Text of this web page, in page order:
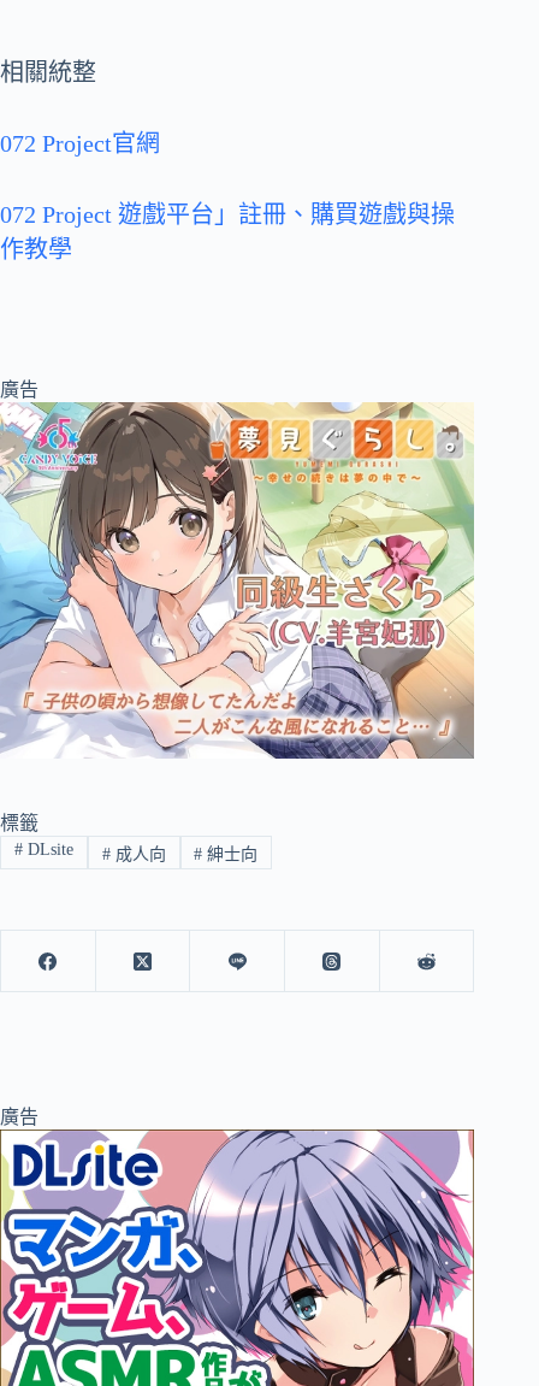
相關統整
072 Project官網
072 Project 遊戲平台」註冊、購買遊戲與操
作教學
廣告
標籤
#DLsite #成人向 # 紳士向
廣告